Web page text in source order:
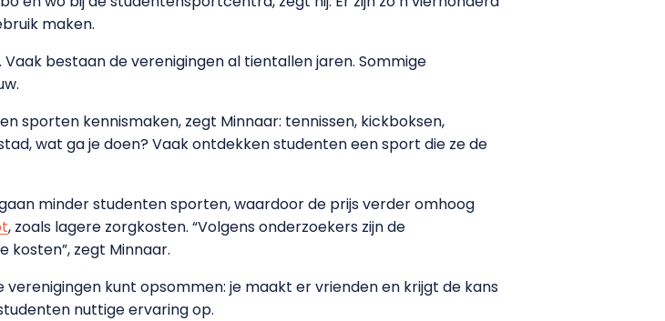
maken.
bestaan de verenigingen al tientallen jaren. Sommige
sporten kennismaken, zegt Minnaar: tennissen, kickboksen,
wat ga je doen? Vaak ontdekken studenten een sport die ze de
minder studenten sporten, waardoor de prijs verder omhoog
, zoals lagere zorgkosten. “Volgens onderzoekers zijn de
kosten”, zegt Minnaar.
verenigingen kunt opsommen: je maakt er vrienden en krijgt de kans
nuttige ervaring op.